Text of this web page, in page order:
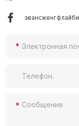
эвансженгфлайби